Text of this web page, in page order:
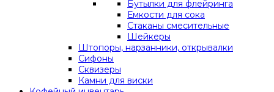
Бутылки для флейринга
Емкости для сока
Стаканы смесительные
Шейкеры
Штопоры, нарзанники, открывалки
Сифоны
Сквизеры
Камни для виски